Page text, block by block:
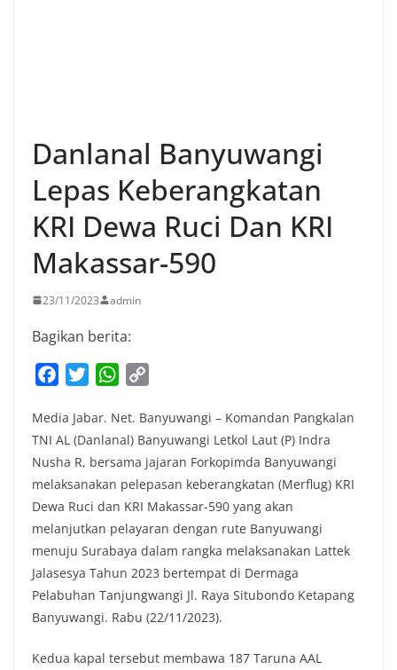
Danlanal Banyuwangi
Lepas Keberangkatan
KRI Dewa Ruci Dan KRI
Makassar-590
23/11/2023 admin
Bagikan berita:
c
e
b
o
o
k
i
t
t
e
r
W
a
t
s
A
p
p
p
y
L
i
n
k
Media Jabar. Net. Banyuwangi – Komandan Pangkalan
TNI AL (Danlanal) Banyuwangi Letkol Laut (P) Indra
Nusha R, bersama jajaran Forkopimda Banyuwangi
melaksanakan pelepasan keberangkatan (Merflug) KRI
Dewa Ruci dan KRI Makassar-590 yang akan
melanjutkan pelayaran dengan rute Banyuwangi
menuju Surabaya dalam rangka melaksanakan Lattek
Jalasesya Tahun 2023 bertempat di Dermaga
Pelabuhan Tanjungwangi Jl. Raya Situbondo Ketapang
Banyuwangi. Rabu (22/11/2023).
Kedua kapal tersebut membawa 187 Taruna AAL